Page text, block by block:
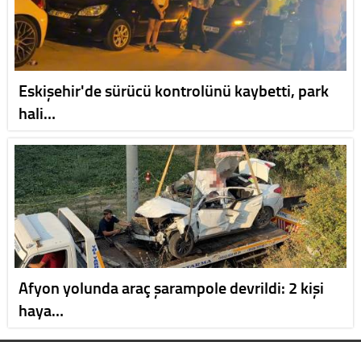
Eskişehir'de sürücü kontrolünü kaybetti, park
hali…
Afyon yolunda araç şarampole devrildi: 2 kişi
haya…